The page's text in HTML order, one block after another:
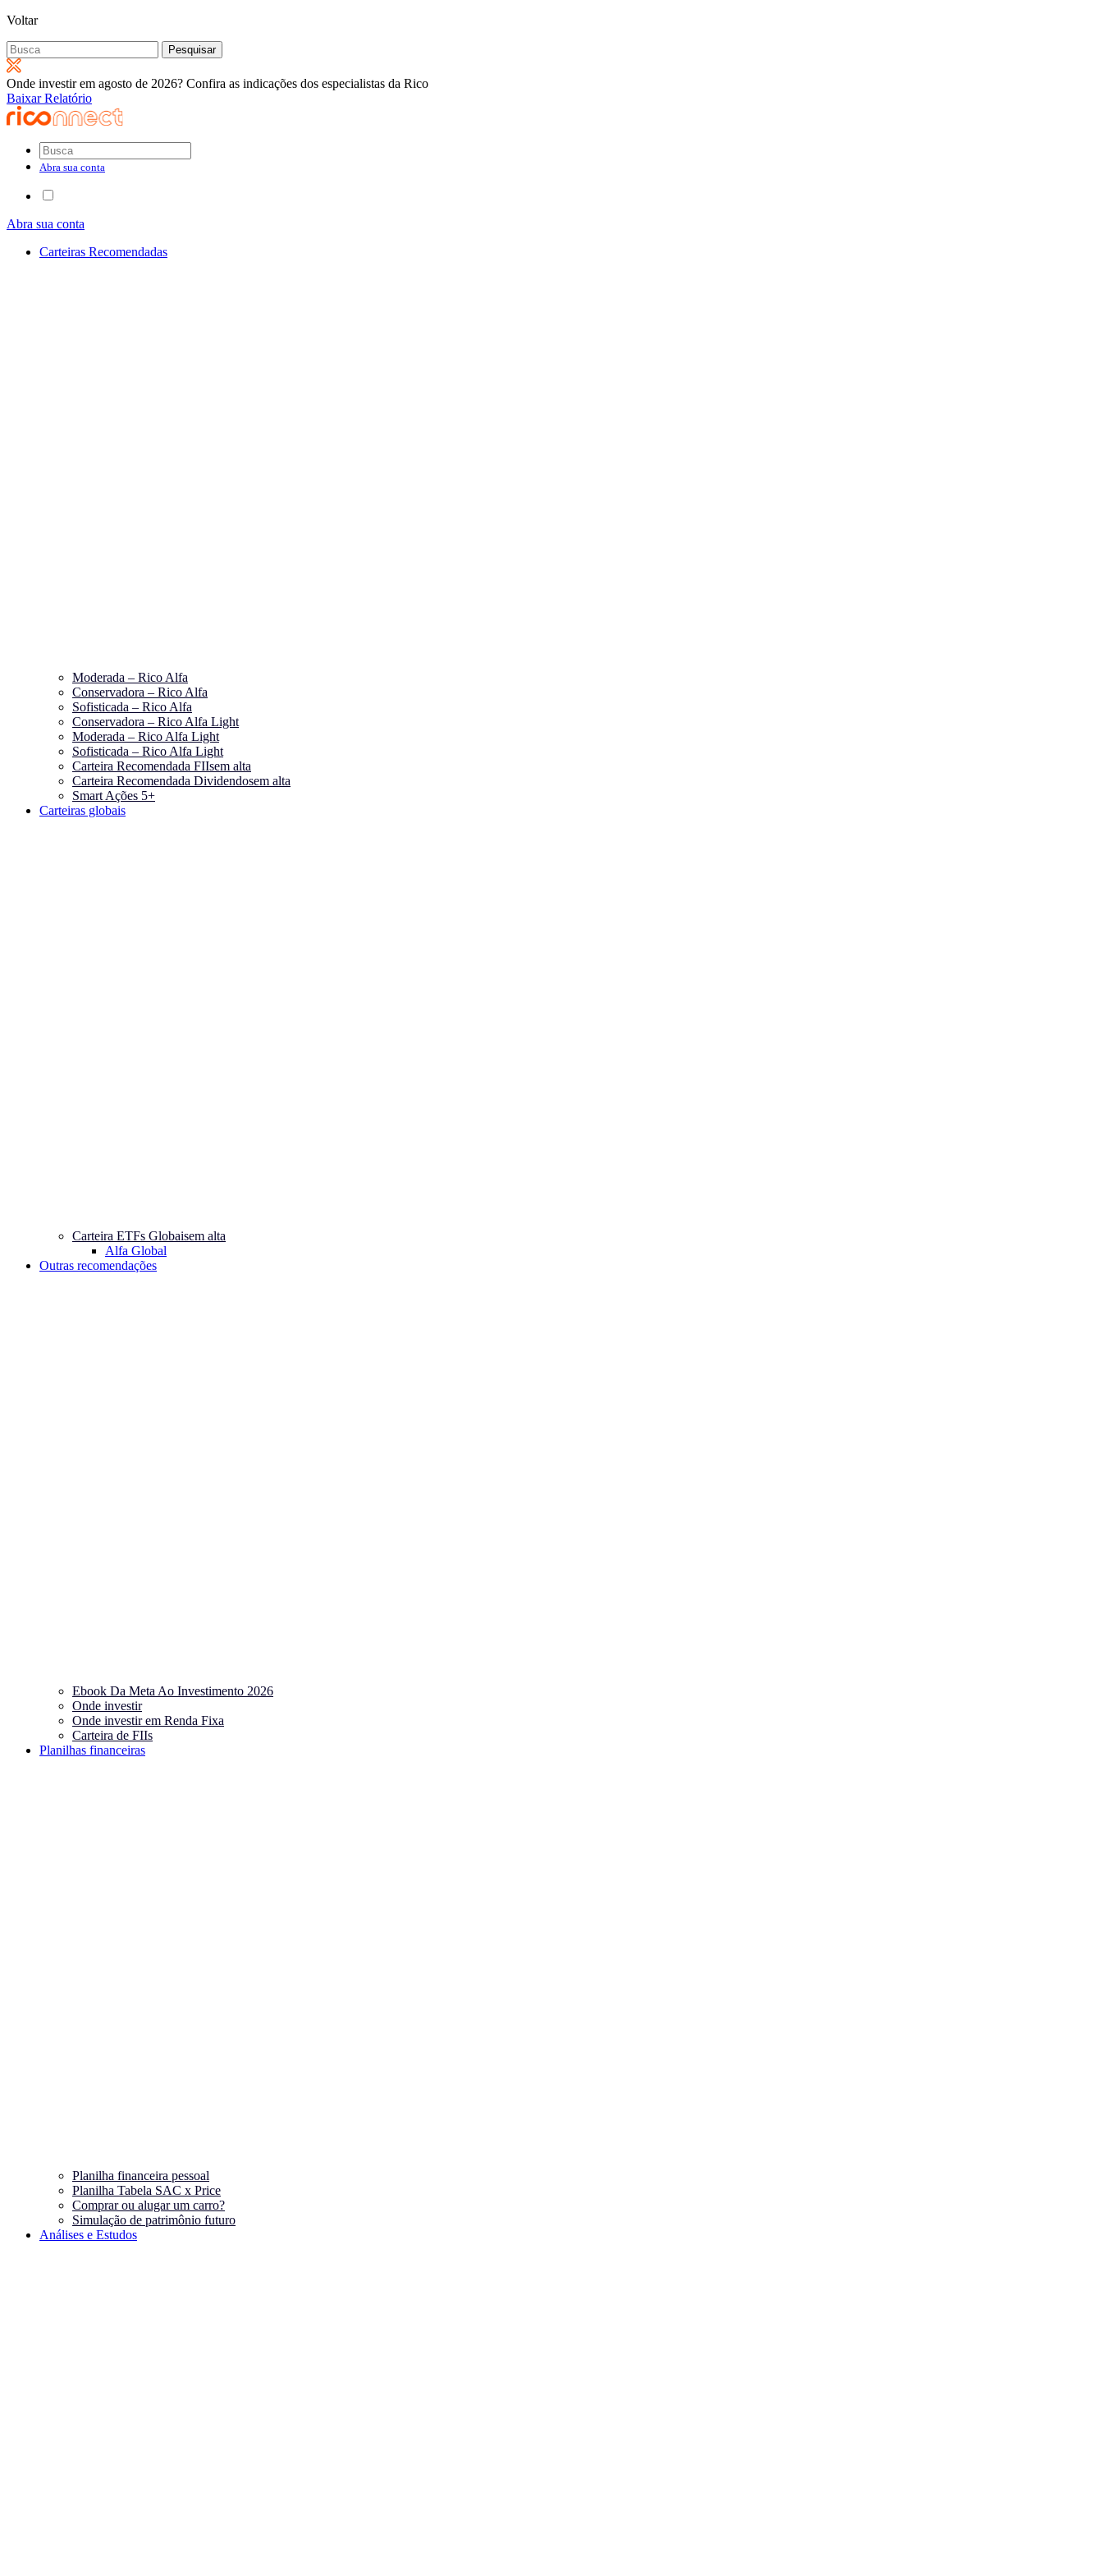
Voltar
Pesquisar
por:
Onde investir em agosto de 2026? Confira as indicações dos especialistas da Rico
Baixar Relatório
Abra sua conta
Abra sua conta
Carteiras Recomendadas
Moderada – Rico Alfa
Conservadora – Rico Alfa
Sofisticada – Rico Alfa
Conservadora – Rico Alfa Light
Moderada – Rico Alfa Light
Sofisticada – Rico Alfa Light
Carteira Recomendada FIIsem alta
Carteira Recomendada Dividendosem alta
Smart Ações 5+
Carteiras globais
Carteira ETFs Globaisem alta
Alfa Global
Outras recomendações
Ebook Da Meta Ao Investimento 2026
Onde investir
Onde investir em Renda Fixa
Carteira de FIIs
Planilhas financeiras
Planilha financeira pessoal
Planilha Tabela SAC x Price
Comprar ou alugar um carro?
Simulação de patrimônio futuro
Análises e Estudos